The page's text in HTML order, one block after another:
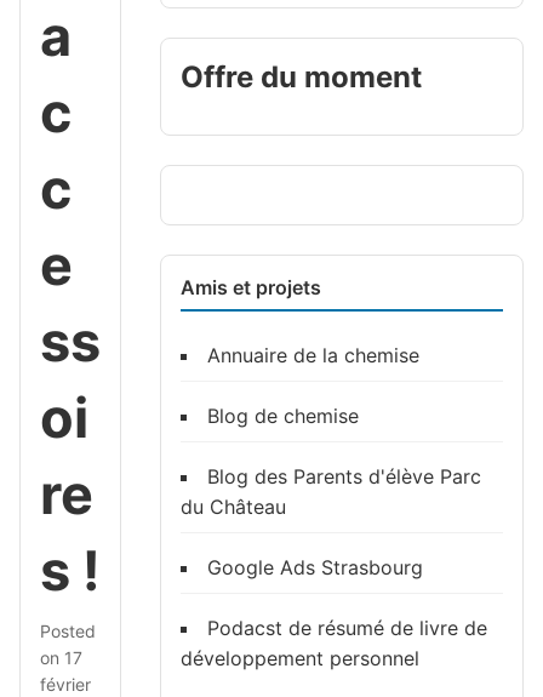
a
c
c
e
ss
oi
re
s !
Posted
on 17
février
Offre du moment
Amis et projets
Annuaire de la chemise
Blog de chemise
Blog des Parents d'élève Parc
du Château
Google Ads Strasbourg
Podacst de résumé de livre de
développement personnel